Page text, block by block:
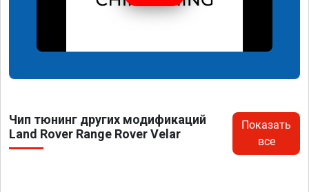
Чип тюнинг других модификаций
Land Rover Range Rover Velar
Показать
все